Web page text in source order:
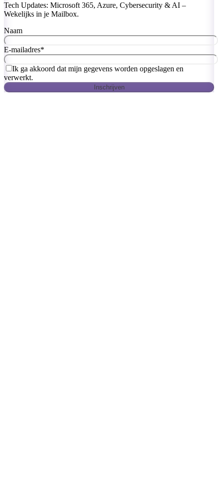
Tech Updates: Microsoft 365, Azure, Cybersecurity & AI –
Wekelijks in je Mailbox.
Naam
E-mailadres*
Ik ga akkoord dat mijn gegevens worden opgeslagen en
verwerkt.
Inschrijven